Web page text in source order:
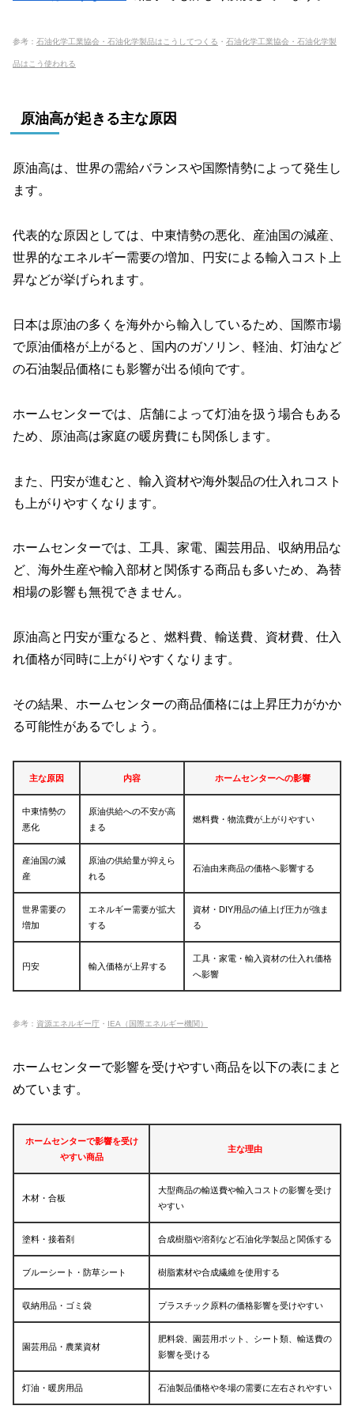
参考： 石油化学工業協会・石油化学製品はこうしてつくる ・ 石油化学工業協会・石油化学製
品はこう使われる
原油高が起きる主な原因
原油高は、世界の需給バランスや国際情勢によって発生し
ます。
代表的な原因としては、中東情勢の悪化、産油国の減産、
世界的なエネルギー需要の増加、円安による輸入コスト上
昇などが挙げられます。
日本は原油の多くを海外から輸入しているため、国際市場
で原油価格が上がると、国内のガソリン、軽油、灯油など
の石油製品価格にも影響が出る傾向です。
ホームセンターでは、店舗によって灯油を扱う場合もある
ため、原油高は家庭の暖房費にも関係します。
また、円安が進むと、輸入資材や海外製品の仕入れコスト
も上がりやすくなります。
ホームセンターでは、工具、家電、園芸用品、収納用品な
ど、海外生産や輸入部材と関係する商品も多いため、為替
相場の影響も無視できません。
原油高と円安が重なると、燃料費、輸送費、資材費、仕入
れ価格が同時に上がりやすくなります。
その結果、ホームセンターの商品価格には上昇圧力がかか
る可能性があるでしょう。
主な原因 内容 ホームセンターへの影響
中東情勢の
悪化
原油供給への不安が高
まる
燃料費・物流費が上がりやすい
産油国の減
産
原油の供給量が抑えら
れる
石油由来商品の価格へ影響する
世界需要の
増加
エネルギー需要が拡大
する
資材・DIY用品の値上げ圧力が強ま
る
円安 輸入価格が上昇する
工具・家電・輸入資材の仕入れ価格
へ影響
参考： 資源エネルギー庁 ・ IEA（国際エネルギー機関）
ホームセンターで影響を受けやすい商品を以下の表にまと
めています。
ホームセンターで影響を受け
やすい商品
主な理由
木材・合板
大型商品の輸送費や輸入コストの影響を受け
やすい
塗料・接着剤 合成樹脂や溶剤など石油化学製品と関係する
ブルーシート・防草シート 樹脂素材や合成繊維を使用する
収納用品・ゴミ袋 プラスチック原料の価格影響を受けやすい
園芸用品・農業資材
肥料袋、園芸用ポット、シート類、輸送費の
影響を受ける
灯油・暖房用品 石油製品価格や冬場の需要に左右されやすい